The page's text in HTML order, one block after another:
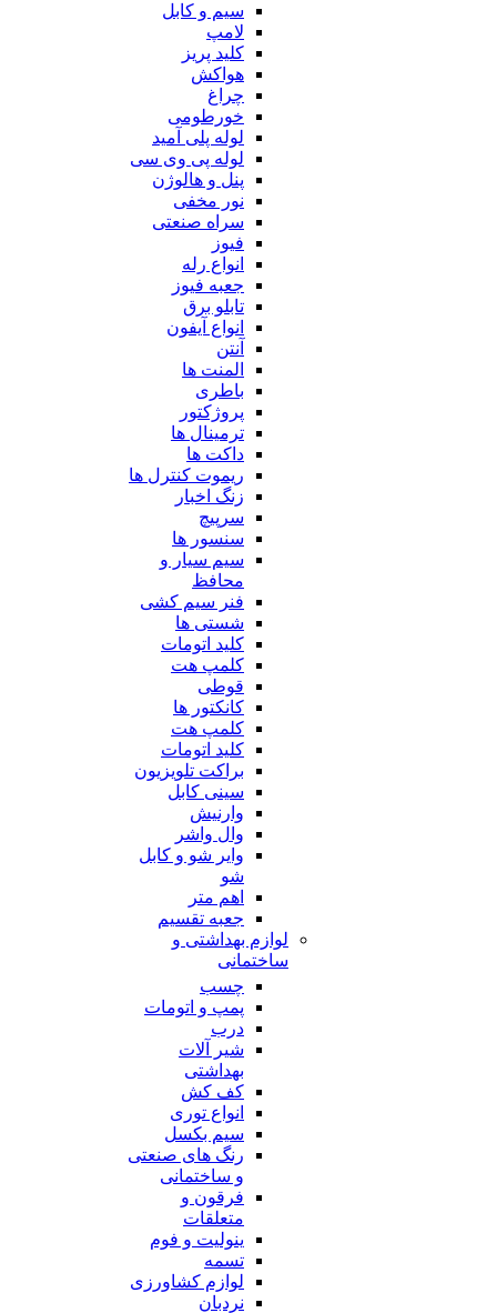
سیم و کابل
لامپ
کلید پریز
هواکش
چراغ
خورطومی
لوله پلی آمید
لوله پی وی سی
پنل و هالوژن
نور مخفی
سراه صنعتی
فیوز
انواع رله
جعبه فیوز
تابلو برق
انواع آیفون
آنتن
المنت ها
باطری
پروژکتور
ترمینال ها
داکت ها
ریموت کنترل ها
زنگ اخبار
سرپیچ
سنسور ها
سیم سیار و
محافظ
فنر سیم کشی
شستی ها
کلید اتومات
کلمپ هت
قوطی
کانکتور ها
کلمپ هت
کلید اتومات
براکت تلویزیون
سینی کابل
وارنیش
وال واشر
وایر شو و کابل
شو
اهم متر
جعبه تقسیم
لوازم بهداشتی و
ساختمانی
چسب
پمپ و اتومات
درب
شیر آلات
بهداشتی
کف کش
انواع توری
سیم بکسل
رنگ های صنعتی
و ساختمانی
فرقون و
متعلقات
ینولیت و فوم
تسمه
لوازم کشاورزی
نردبان